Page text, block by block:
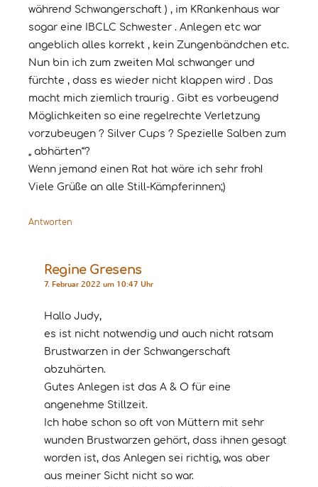
während Schwangerschaft ) , im KRankenhaus war
sogar eine IBCLC Schwester . Anlegen etc war
angeblich alles korrekt , kein Zungenbändchen etc.
Nun bin ich zum zweiten Mal schwanger und
fürchte , dass es wieder nicht klappen wird . Das
macht mich ziemlich traurig . Gibt es vorbeugend
Möglichkeiten so eine regelrechte Verletzung
vorzubeugen ? Silver Cups ? Spezielle Salben zum
„ abhärten“?
Wenn jemand einen Rat hat wäre ich sehr froh!
Viele Grüße an alle Still-Kämpferinnen;)
Antworten
Regine Gresens
7. Februar 2022 um 10:47 Uhr
Hallo Judy,
es ist nicht notwendig und auch nicht ratsam
Brustwarzen in der Schwangerschaft
abzuhärten.
Gutes Anlegen ist das A & O für eine
angenehme Stillzeit.
Ich habe schon so oft von Müttern mit sehr
wunden Brustwarzen gehört, dass ihnen gesagt
worden ist, das Anlegen sei richtig, was aber
aus meiner Sicht nicht so war.